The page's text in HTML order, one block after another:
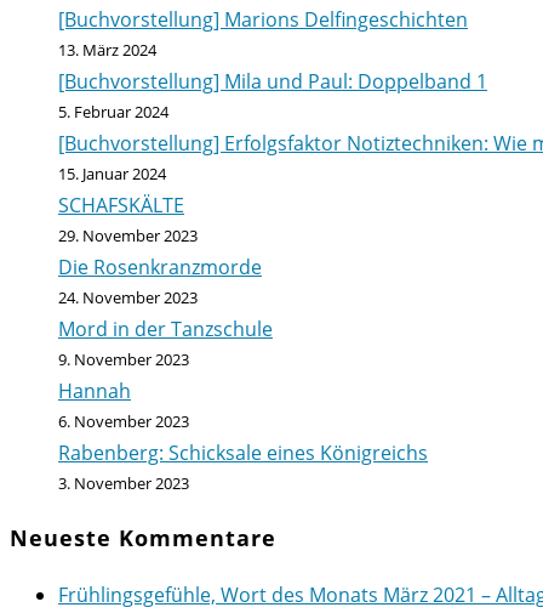
[Buchvorstellung] Marions Delfingeschichten
13. März 2024
[Buchvorstellung] Mila und Paul: Doppelband 1
5. Februar 2024
[Buchvorstellung] Erfolgsfaktor Notiztechniken:
15. Januar 2024
SCHAFSKÄLTE
29. November 2023
Die Rosenkranzmorde
24. November 2023
Mord in der Tanzschule
9. November 2023
Hannah
6. November 2023
Rabenberg: Schicksale eines Königreichs
3. November 2023
Neueste Kommentare
Frühlingsgefühle, Wort des Monats März 2021 –